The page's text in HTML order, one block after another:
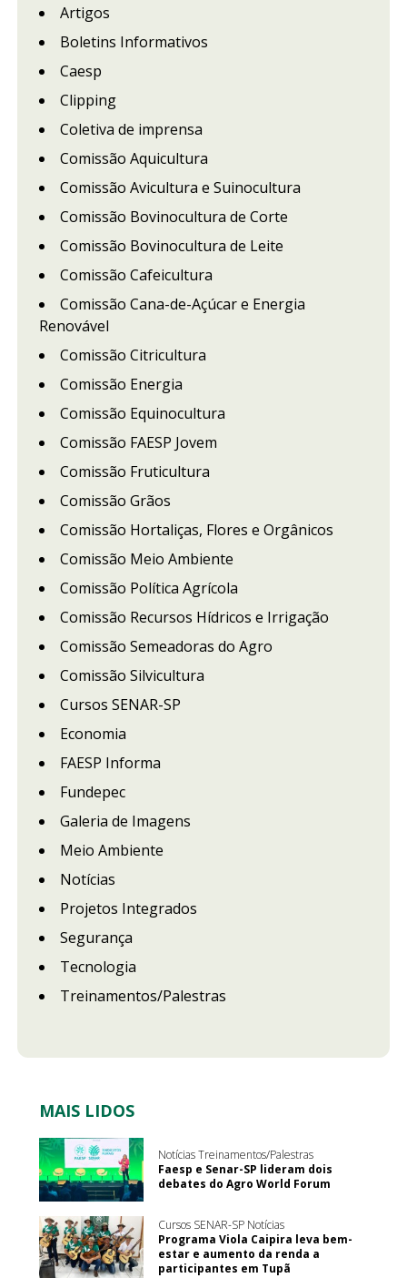
Artigos
Boletins Informativos
Caesp
Clipping
Coletiva de imprensa
Comissão Aquicultura
Comissão Avicultura e Suinocultura
Comissão Bovinocultura de Corte
Comissão Bovinocultura de Leite
Comissão Cafeicultura
Comissão Cana-de-Açúcar e Energia
Renovável
Comissão Citricultura
Comissão Energia
Comissão Equinocultura
Comissão FAESP Jovem
Comissão Fruticultura
Comissão Grãos
Comissão Hortaliças, Flores e Orgânicos
Comissão Meio Ambiente
Comissão Política Agrícola
Comissão Recursos Hídricos e Irrigação
Comissão Semeadoras do Agro
Comissão Silvicultura
Cursos SENAR-SP
Economia
FAESP Informa
Fundepec
Galeria de Imagens
Meio Ambiente
Notícias
Projetos Integrados
Segurança
Tecnologia
Treinamentos/Palestras
MAIS LIDOS
Notícias Treinamentos/Palestras
Faesp e Senar-SP lideram dois
debates do Agro World Forum
Cursos SENAR-SP Notícias
Programa Viola Caipira leva bem-
estar e aumento da renda a
participantes em Tupã